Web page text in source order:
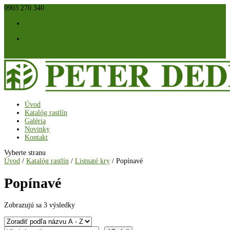
0903 270 340
Úvod
Katalóg rastlín
Galéria
Novinky
Kontakt
Vyberte stranu
Úvod / Katalóg rastlín / Listnaté kry / Popínavé
Popínavé
Zobrazujú sa 3 výsledky